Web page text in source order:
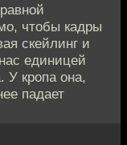
чтобы кадры
скейлинг и
единицей
У кропа она,
падает